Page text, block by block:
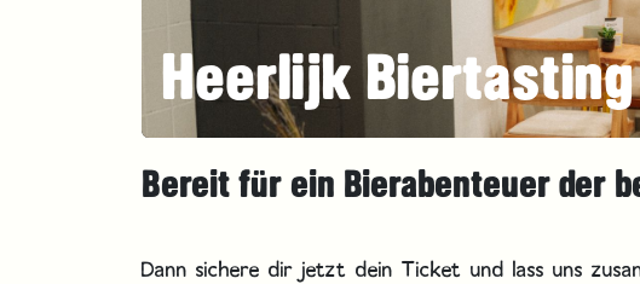
Heerlijk Biertasting
Bereit für ein Bierabenteuer der
Dann sichere dir jetzt dein Ticket und lass uns